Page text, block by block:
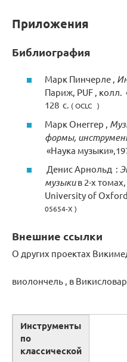
Приложения
Библиография
Марк Пинчерле ,
Париж, PUF , колл.
128 с. ( OCLC )
Марк Онеггер ,
формы,
«Наука
Денис Арнольд :
музыкив 2-х томах,
University of
05654-X )
Внешние ссылки
О других проектах
виолончель , в
Инструменты
по
классической